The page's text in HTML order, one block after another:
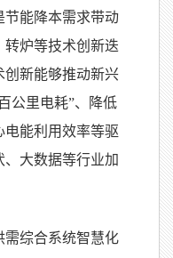
节能降本需求带动
转炉等技术创新迭
创新能够推动新兴
公里电耗”、降低
电能利用效率等驱
大数据等行业加
需综合系统智慧化